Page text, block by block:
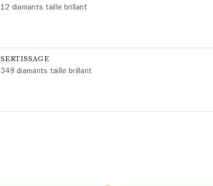
12 diamants taille brillant
SERTISSAGE
348 diamants taille brillant